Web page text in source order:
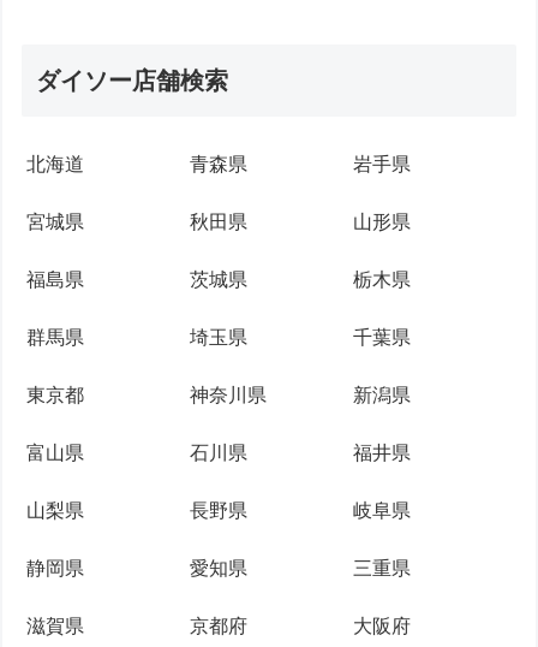
ダイソー店舗検索
北海道 青森県 岩手県
宮城県 秋田県 山形県
福島県 茨城県 栃木県
群馬県 埼玉県 千葉県
東京都 神奈川県 新潟県
富山県 石川県 福井県
山梨県 長野県 岐阜県
静岡県 愛知県 三重県
滋賀県 京都府 大阪府